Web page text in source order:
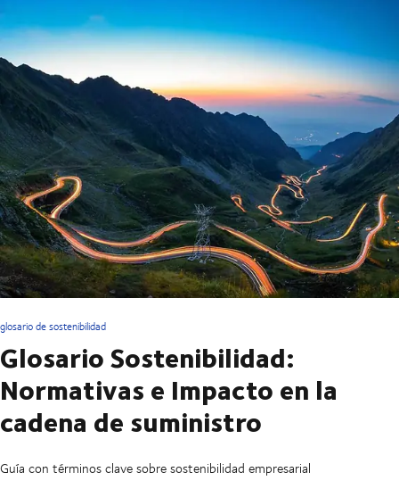
glosario de sostenibilidad
Glosario Sostenibilidad:
Normativas e Impacto en la
cadena de suministro
Guía con términos clave sobre sostenibilidad empresarial